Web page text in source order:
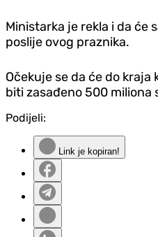
Ministarka je rekla i da će
poslije ovog praznika.
Očekuje se da će do
biti zasađeno 500 miliona
Podijeli:
Link je kopiran!